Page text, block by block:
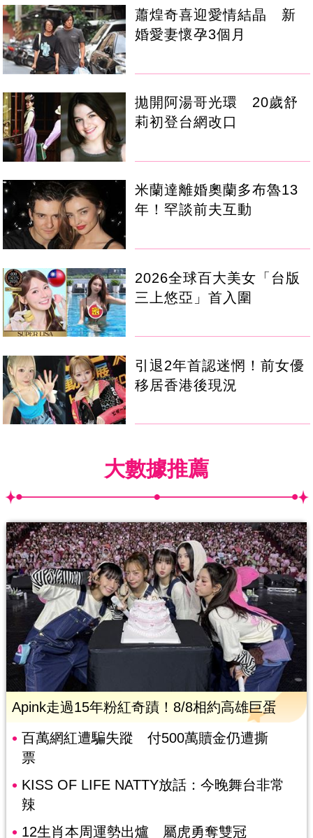
蕭煌奇喜迎愛情結晶 新
婚愛妻懷孕3個月
拋開阿湯哥光環 20歲舒
莉初登台網改口
米蘭達離婚奧蘭多布魯13
年！罕談前夫互動
2026全球百大美女「台版
三上悠亞」首入圍
引退2年首認迷惘！前女優
移居香港後現況
大數據推薦
Apink走過15年粉紅奇蹟！8/8相約高雄巨蛋
百萬網紅遭騙失蹤 付500萬贖金仍遭撕
票
KISS OF LIFE NATTY放話：今晚舞台非常
辣
12生肖本周運勢出爐 屬虎勇奪雙冠